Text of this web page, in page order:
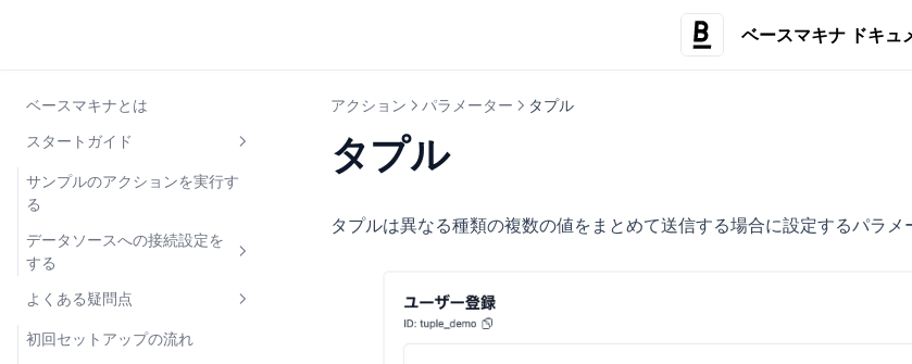
ベースマキナ ドキュ
ベースマキナとは
スタートガイド
サンプルのアクションを実行す
る
データソースへの接続設定を
する
開発環境と本番環境を登録する
ファイアウォールを設定する
よくある疑問点
初回セットアップの流れ
アクション パラメーター タプル
タプル
タプルは異なる種類の複数の値をまとめて送信する場合に設定するパラメ